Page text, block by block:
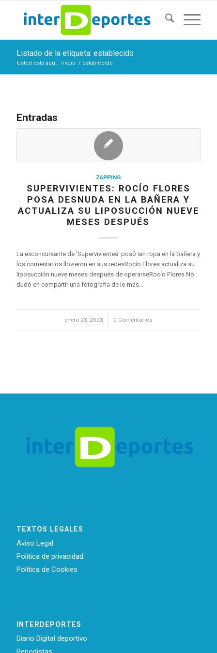
Listado de la etiqueta: establecido
Usted está aquí: Inicio / establecido
Entradas
ZAPPING
SUPERVIVIENTES: ROCÍO FLORES
POSA DESNUDA EN LA BAÑERA Y
ACTUALIZA SU LIPOSUCCIÓN NUEVE
MESES DESPUÉS
La exconcursante de 'Supervivientes' posó sin ropa en la bañera y
los comentarios llovieron en sus redesRocío Flores actualiza su
liposucción nueve meses después de operarseRocío Flores No
dudó en compartir una fotografía de lo más…
enero 23, 2023
/ 0 Comentarios
TEXTOS LEGALES
Aviso Legal
Política de privacidad
Política de Cookies
INTERDEPORTES
Diario Digital deportivo